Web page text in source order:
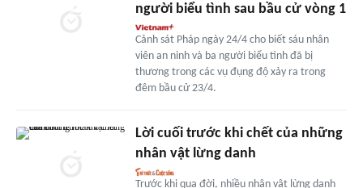
người biểu tình sau bầu cử vòng 1
Cảnh sát Pháp ngày 24/4 cho biết sáu nhân
viên an ninh và ba người biểu tình đã bị
thương trong các vụ đụng độ xảy ra trong
đêm bầu cử 23/4.
Lời cuối trước khi chết của những
nhân vật lừng danh
Trước khi qua đời, nhiều nhân vật lừng danh